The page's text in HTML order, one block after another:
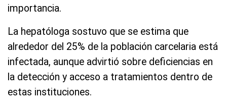
importancia.
La hepatóloga sostuvo que se estima que
alrededor del 25% de la población carcelaria está
infectada, aunque advirtió sobre deficiencias en
la detección y acceso a tratamientos dentro de
estas instituciones.